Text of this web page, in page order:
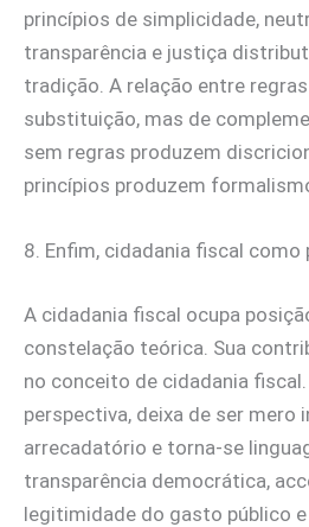
princípios de simplicidade,
transparência e justiça
tradição. A relação entre
substituição, mas de
sem regras produzem
princípios produzem
8. Enfim, cidadania fiscal
A cidadania fiscal ocupa
constelação teórica. Sua
no conceito de cidadania
perspectiva, deixa de ser mero
arrecadatório e torna-se
transparência democrática,
legitimidade do gasto público